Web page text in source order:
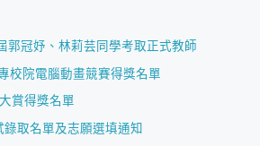
郭冠妤、林莉芸同學考取正式教師
校院電腦動畫競賽得獎名單
賞得獎名單
取名單及志願選填通知